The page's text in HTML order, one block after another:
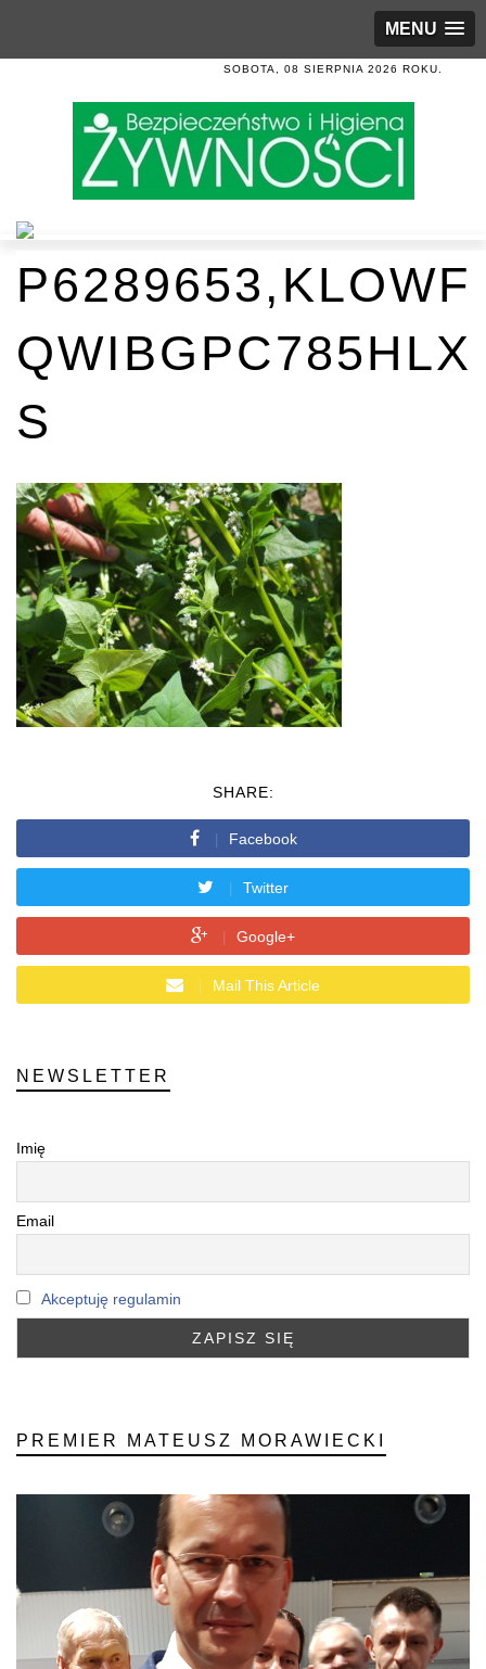
MENU
SOBOTA, 08 SIERPNIA 2026 ROKU.
P6289653,KLOWF
QWIBGPC785HLX
S
SHARE:
Facebook
Twitter
Google+
Mail This Article
NEWSLETTER
Imię
Email
Akceptuję regulamin
PREMIER MATEUSZ MORAWIECKI